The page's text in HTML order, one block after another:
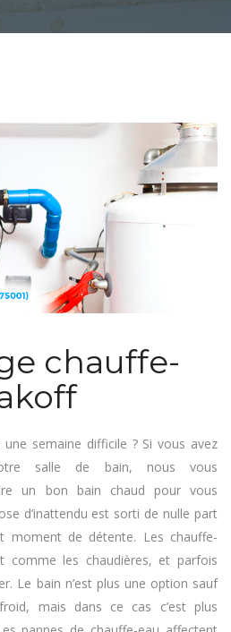
chauffe-
semaine difficile ? Si vous avez
salle de bain, nous vous
un bon bain chaud pour vous
d’inattendu est sorti de nulle part
moment de détente. Les chauffe-
comme les chaudières, et parfois
Le bain n’est plus une option sauf
mais dans ce cas c’est plus